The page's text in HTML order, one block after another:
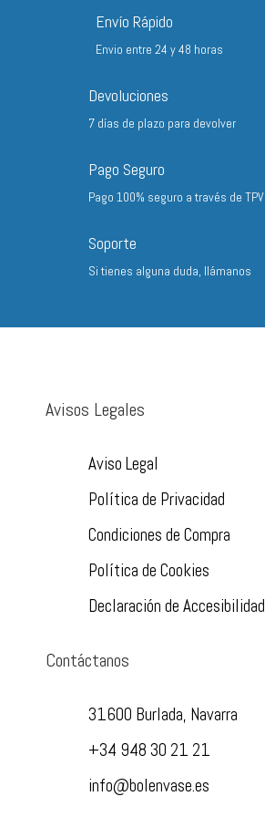
10,00 €
Envío Rápido
Envio entre 24 y 48 horas
Devoluciones
7 días de plazo para devolver
Pago Seguro
Pago 100% seguro a través de TPV
Soporte
Si tienes alguna duda, llámanos
Avisos Legales
Aviso Legal
Política de Privacidad
Condiciones de Compra
Política de Cookies
Declaración de Accesibilidad
Contáctanos
31600 Burlada, Navarra
+34 948 30 21 21
info@bolenvase.es